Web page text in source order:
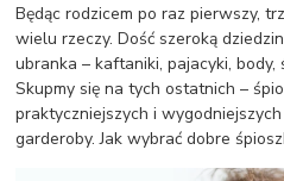
Będąc rodzicem po raz pierwszy,
wielu rzeczy. Dość szeroką
ubranka – kaftaniki, pajacyki,
Skupmy się na tych ostatnich –
praktyczniejszych i
garderoby. Jak wybrać dobre